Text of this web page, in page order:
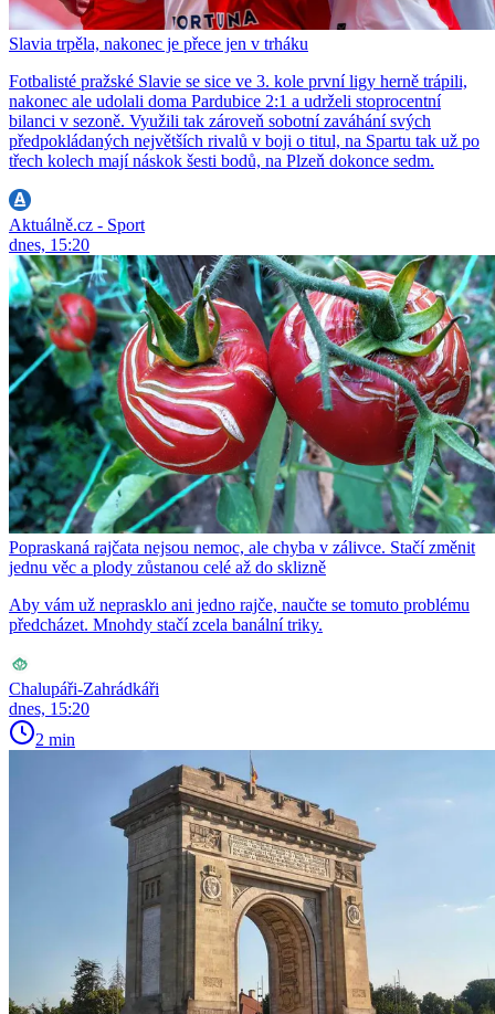
Slavia trpěla, nakonec je přece jen v trháku
Fotbalisté pražské Slavie se sice ve 3. kole první ligy herně trápili,
nakonec ale udolali doma Pardubice 2:1 a udrželi stoprocentní
bilanci v sezoně. Využili tak zároveň sobotní zaváhání svých
předpokládaných největších rivalů v boji o titul, na Spartu tak už po
třech kolech mají náskok šesti bodů, na Plzeň dokonce sedm.
Aktuálně.cz - Sport
dnes, 15:20
Popraskaná rajčata nejsou nemoc, ale chyba v zálivce. Stačí změnit
jednu věc a plody zůstanou celé až do sklizně
Aby vám už neprasklo ani jedno rajče, naučte se tomuto problému
předcházet. Mnohdy stačí zcela banální triky.
Chalupáři-Zahrádkáři
dnes, 15:20
2 min